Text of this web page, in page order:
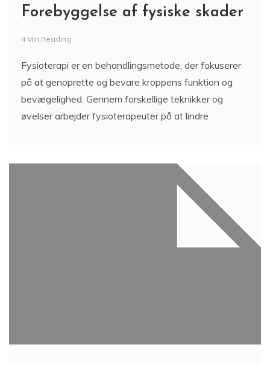
Forebyggelse af fysiske skader
4 Min Reading
Fysioterapi er en behandlingsmetode, der fokuserer
på at genoprette og bevare kroppens funktion og
bevægelighed. Gennem forskellige teknikker og
øvelser arbejder fysioterapeuter på at lindre